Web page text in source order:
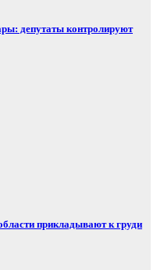
депутаты контролируют
прикладывают к груди